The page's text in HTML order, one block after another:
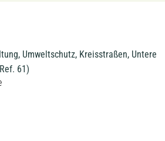
Umweltschutz, Kreisstraßen, Untere
61)